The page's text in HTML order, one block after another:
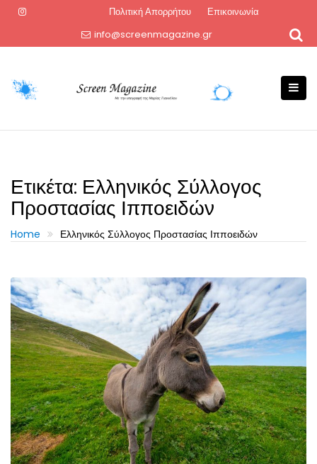
Πολιτική Απορρήτου
Επικοινωνία
info@screenmagazine.gr
Ετικέτα: Ελληνικός Σύλλογος
Προστασίας Ιπποειδών
Home Ελληνικός Σύλλογος Προστασίας Ιπποειδών